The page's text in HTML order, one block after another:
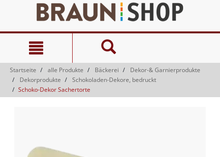
springen
Navigationsmenü
springen
Startseite alle Produkte Bäckerei
Dekor-& Garnierprodukte
Dekorprodukte
Schokoladen-Dekore, bedruckt
Schoko-Dekor Sachertorte